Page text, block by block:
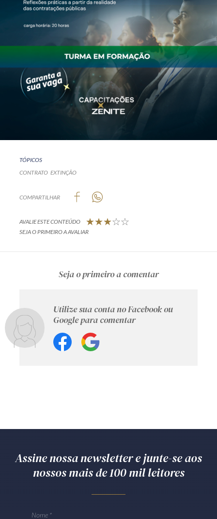
TÓPICOS
CONTRATO EXTINÇÃO
COMPARTILHAR
AVALIE ESTE CONTEÚDO
SEJA O PRIMEIRO A AVALIAR
Seja o primeiro a comentar
Utilize sua conta no Facebook ou
Google para comentar
Assine nossa newsletter e junte-se aos
nossos mais de 100 mil leitores
Nome